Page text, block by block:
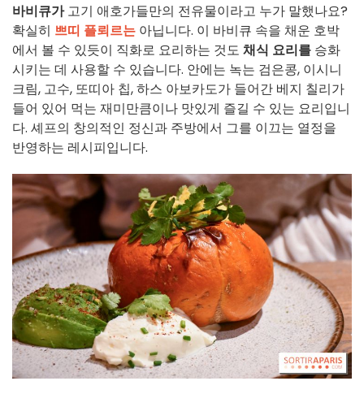
바비큐가고기 애호가들만의 전유물이라고 누가 말했나요?
확실히 쁘띠 플뢰르는 아닙니다. 이 바비큐 속을 채운 호박
에서 볼 수 있듯이 직화로 요리하는 것도 채식 요리를 승화
시키는 데 사용할 수 있습니다. 안에는 녹는 검은콩, 이시니
크림, 고수, 또띠아 칩, 하스 아보카도가 들어간 베지 칠리가
들어 있어 먹는 재미만큼이나 맛있게 즐길 수 있는 요리입니
다. 셰프의 창의적인 정신과 주방에서 그를 이끄는 열정을
반영하는 레시피입니다.